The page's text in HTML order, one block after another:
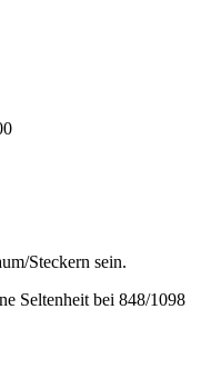
Steckern sein.
Seltenheit bei 848/1098